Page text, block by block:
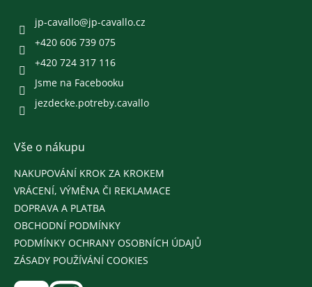
jp-cavallo@jp-cavallo.cz
+420 606 739 075
+420 724 317 116
Jsme na Facebooku
jezdecke.potreby.cavallo
Vše o nákupu
NAKUPOVÁNÍ KROK ZA KROKEM
VRÁCENÍ, VÝMĚNA ČI REKLAMACE
DOPRAVA A PLATBA
OBCHODNÍ PODMÍNKY
PODMÍNKY OCHRANY OSOBNÍCH ÚDAJŮ
ZÁSADY POUŽÍVÁNÍ COOKIES